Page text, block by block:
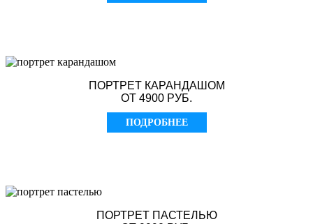
ПОРТРЕТ КАРАНДАШОМ
ОТ 4900 РУБ.
ПОДРОБНЕЕ
ПОРТРЕТ ПАСТЕЛЬЮ